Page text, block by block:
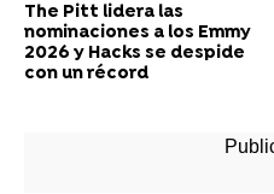
The Pitt lidera las
nominaciones a los Emmy
2026 y Hacks se despide
con un récord